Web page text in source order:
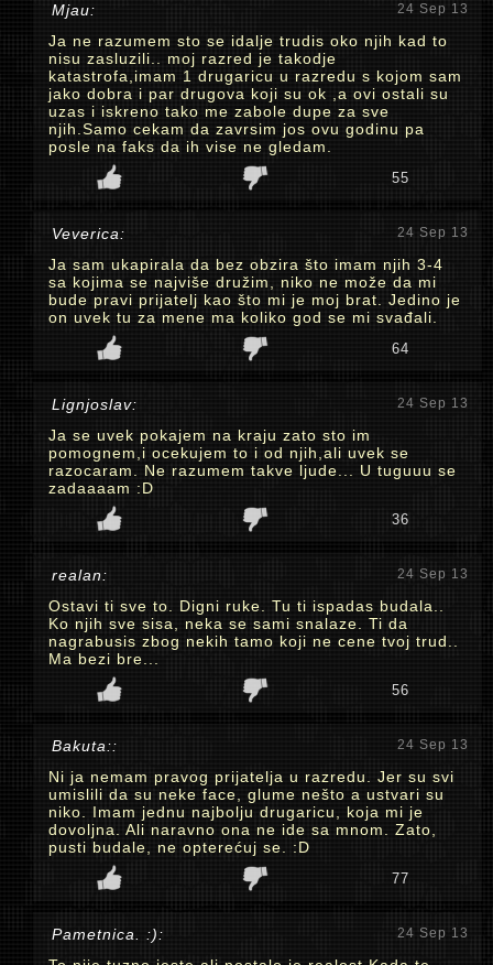
Mjau: 24 Sep 13
Ja ne razumem sto se idalje trudis oko njih kad to
nisu zasluzili.. moj razred je takodje
katastrofa,imam 1 drugaricu u razredu s kojom sam
jako dobra i par drugova koji su ok ,a ovi ostali su
uzas i iskreno tako me zabole dupe za sve
njih.Samo cekam da zavrsim jos ovu godinu pa
posle na faks da ih vise ne gledam.
55
Veverica: 24 Sep 13
Ja sam ukapirala da bez obzira što imam njih 3-4
sa kojima se najviše družim, niko ne može da mi
bude pravi prijatelj kao što mi je moj brat. Jedino je
on uvek tu za mene ma koliko god se mi svađali.
64
Lignjoslav: 24 Sep 13
Ja se uvek pokajem na kraju zato sto im
pomognem,i ocekujem to i od njih,ali uvek se
razocaram. Ne razumem takve ljude... U tuguuu se
zadaaaam :D
36
realan: 24 Sep 13
Ostavi ti sve to. Digni ruke. Tu ti ispadas budala..
Ko njih sve sisa, neka se sami snalaze. Ti da
nagrabusis zbog nekih tamo koji ne cene tvoj trud..
Ma bezi bre...
56
Bakuta:: 24 Sep 13
Ni ja nemam pravog prijatelja u razredu. Jer su svi
umislili da su neke face, glume nešto a ustvari su
niko. Imam jednu najbolju drugaricu, koja mi je
dovoljna. Ali naravno ona ne ide sa mnom. Zato,
pusti budale, ne opterećuj se. :D
77
Pametnica. :): 24 Sep 13